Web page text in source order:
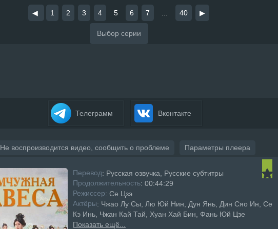
◀ 1 2 3 4 5 6 7 40 ▶
Телеграмм Вконтакте
Не воспроизводится видео, сообщить о проблеме Параметры плеера
Перевод: Русская озвучка, Русские субтитры
Продолжительность: 00:44:29
Режисcер: Се Цзэ
Актёры: Чжао Лу Сы, Лю Юй Нин, Дун Янь, Дин Сяо Ин, Се
Кэ Инь, Чжан Кай Тай, Хуан Хай Бин, Фань Юй Цзе
Показать ещё...